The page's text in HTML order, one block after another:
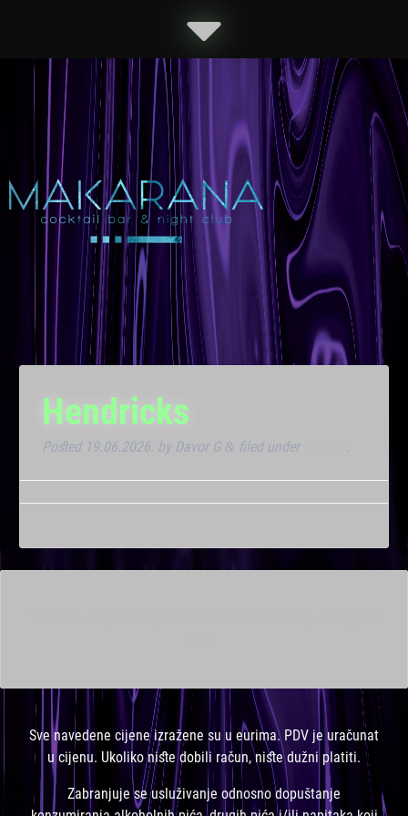
Hendricks
Posted 19.06.2026. by Davor G & filed under .
Sve navedene cijene izražene su u eurima. PDV je uračunat
u cijenu. Ukoliko niste dobili račun, niste dužni platiti.
Zabranjuje se usluživanje odnosno dopuštanje